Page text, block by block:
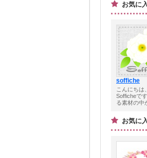
お気に
soffiche
こんにちは、
Sofficheで
る素材の中
お気に